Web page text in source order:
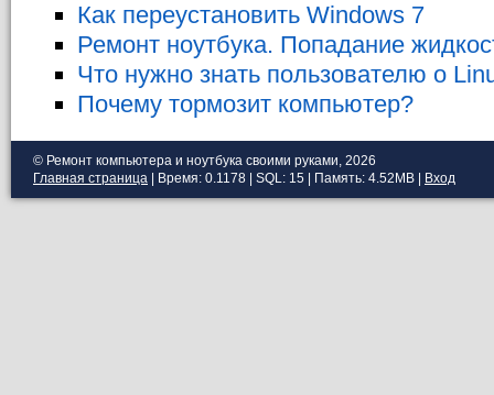
Как переустановить Windows 7
Ремонт ноутбука. Попадание
Что нужно знать пользователю о
Почему тормозит компьютер?
© Ремонт компьютера и ноутбука своими руками, 2026
Главная страница | Время: 0.1178 | SQL: 15 | Память: 4.52MB Вход